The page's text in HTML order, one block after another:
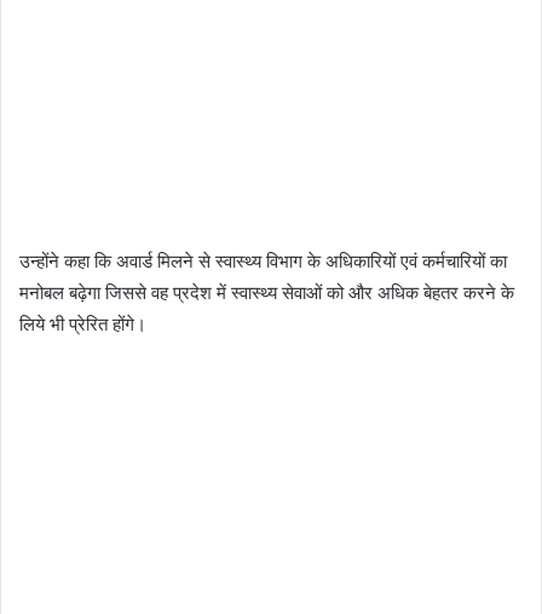
उन्होंने कहा कि अवार्ड मिलने से स्वास्थ्य विभाग के अधिकारियों एवं कर्मचारियों का
मनोबल बढ़ेगा जिससे वह प्रदेश में स्वास्थ्य सेवाओं को और अधिक बेहतर करने के
लिये भी प्रेरित होंगे।